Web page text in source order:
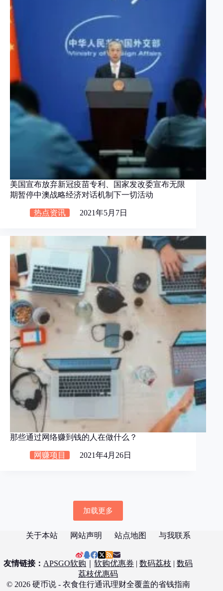
美国宣布放弃新冠疫苗专利、国家发改委宣布无限
期暂停中澳战略经济对话机制下一切活动
热点资讯 2021年5月7日
那些通过网络赚到钱的人在做什么？
网赚项目 2021年4月26日
加载更多
关于本站 网站声明 站点地图 与我联系
友情链接： APSGO软购 ｜软购优惠券 |数码荔枝 |数码
荔枝优惠码
© 2026 硬币说 - 衣食住行通讯理财全覆盖的省钱指南